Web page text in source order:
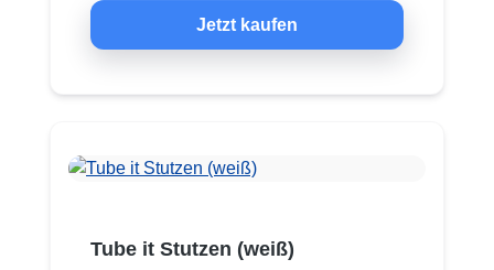
Jetzt kaufen
Tube it Stutzen (weiß)